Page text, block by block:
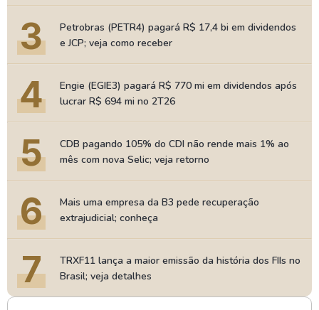
3
Petrobras (PETR4) pagará R$ 17,4 bi em dividendos
e JCP; veja como receber
4
Engie (EGIE3) pagará R$ 770 mi em dividendos após
lucrar R$ 694 mi no 2T26
5
CDB pagando 105% do CDI não rende mais 1% ao
mês com nova Selic; veja retorno
6
Mais uma empresa da B3 pede recuperação
extrajudicial; conheça
7
TRXF11 lança a maior emissão da história dos FIIs no
Brasil; veja detalhes